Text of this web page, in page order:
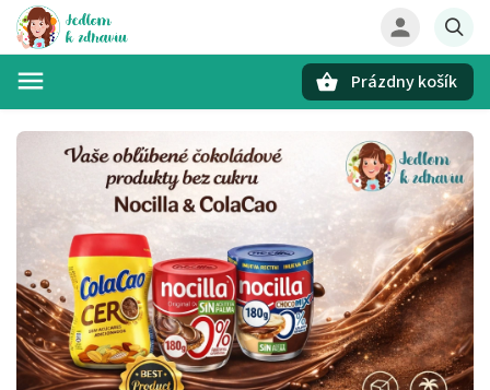
Prázdny košík